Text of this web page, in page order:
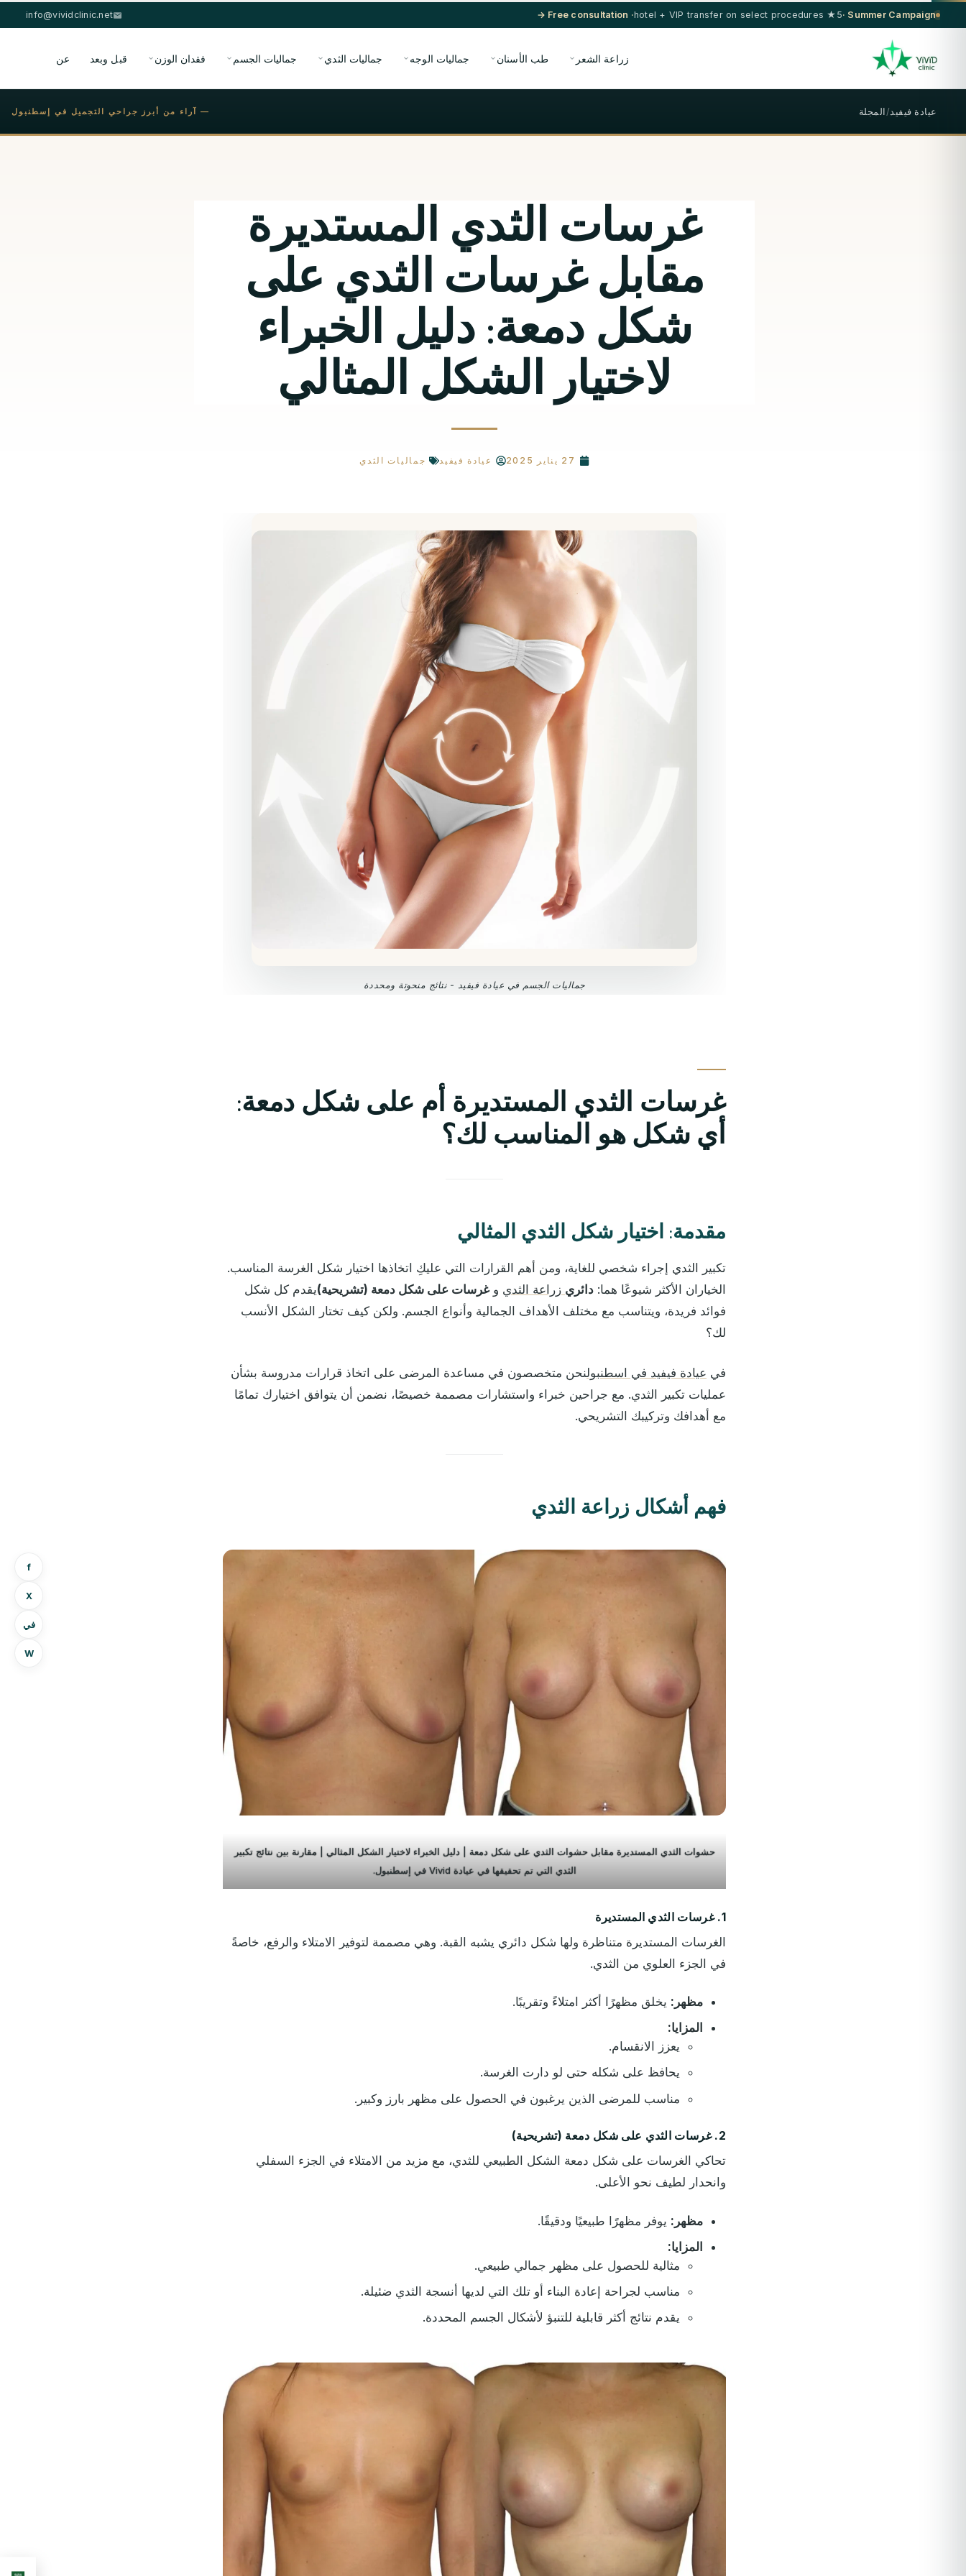
Summer Campaign ·
5★ hotel + VIP transfer on select procedures
· Free consultation →
info@vividclinic.net
زراعة الشعر طب الأسنان جماليات الوجه جماليات الثدي جماليات الجسم فقدان الوزن قبل وبعد عن
عيادة فيفيد/المجلة — آراء من أبرز جراحي التجميل في إسطنبول
f
X
في
W
غرسات الثدي المستديرة
مقابل غرسات الثدي على
شكل دمعة: دليل الخبراء
لاختيار الشكل المثالي
27 يناير 2025 عيادة فيفيد جماليات الثدي
جماليات الجسم في عيادة فيفيد - نتائج منحوتة ومحددة
غرسات الثدي المستديرة أم على شكل دمعة:
أي شكل هو المناسب لك؟
مقدمة: اختيار شكل الثدي المثالي
تكبير الثدي إجراء شخصي للغاية، ومن أهم القرارات التي عليكِ اتخاذها اختيار شكل الغرسة المناسب.
الخياران الأكثر شيوعًا هما: دائري زراعة الثدي وغرسات على شكل دمعة (تشريحية)يقدم كل شكل
فوائد فريدة، ويتناسب مع مختلف الأهداف الجمالية وأنواع الجسم. ولكن كيف تختار الشكل الأنسب
لك؟
في عيادة فيفيد في اسطنبولنحن متخصصون في مساعدة المرضى على اتخاذ قرارات مدروسة بشأن
عمليات تكبير الثدي. مع جراحين خبراء واستشارات مصممة خصيصًا، نضمن أن يتوافق اختيارك تمامًا
مع أهدافك وتركيبك التشريحي.
فهم أشكال زراعة الثدي
حشوات الثدي المستديرة مقابل حشوات الثدي على شكل دمعة | دليل الخبراء لاختيار الشكل المثالي | مقارنة بين نتائج تكبير
الثدي التي تم تحقيقها في عيادة Vivid في إسطنبول.
1. غرسات الثدي المستديرة
الغرسات المستديرة متناظرة ولها شكل دائري يشبه القبة. وهي مصممة لتوفير الامتلاء والرفع، خاصةً
في الجزء العلوي من الثدي.
مظهر: يخلق مظهرًا أكثر امتلاءً وتقريبًا.
المزايا:
يعزز الانقسام.
يحافظ على شكله حتى لو دارت الغرسة.
مناسب للمرضى الذين يرغبون في الحصول على مظهر بارز وكبير.
2. غرسات الثدي على شكل دمعة (تشريحية)
تحاكي الغرسات على شكل دمعة الشكل الطبيعي للثدي، مع مزيد من الامتلاء في الجزء السفلي
وانحدار لطيف نحو الأعلى.
مظهر: يوفر مظهرًا طبيعيًا ودقيقًا.
المزايا:
مثالية للحصول على مظهر جمالي طبيعي.
مناسب لجراحة إعادة البناء أو تلك التي لديها أنسجة الثدي ضئيلة.
يقدم نتائج أكثر قابلية للتنبؤ لأشكال الجسم المحددة.